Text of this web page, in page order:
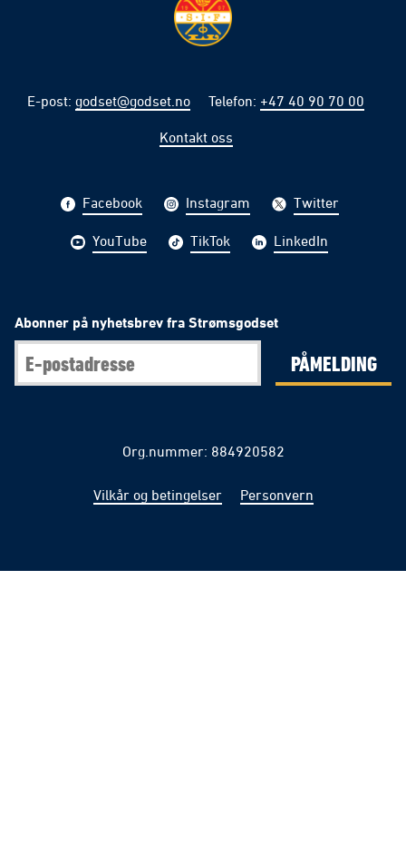
E-post: godset@godset.no Telefon: +47 40 90 70 00
Kontakt oss
Facebook Instagram Twitter
YouTube TikTok LinkedIn
Abonner på nyhetsbrev fra Strømsgodset
PÅMELDING
Org.nummer: 884920582
Vilkår og betingelser Personvern